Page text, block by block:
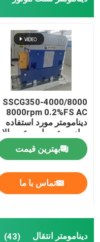
دینامومتر تست موتور
دینامومتر انتقال
دینامومتر AC
نیمکت تست پویا
دستگاه اندازه
گشتاور سنج دیجیتال
SSCG350-4000/8000
8000rpm 0.2%FS AC
دینامومتر مورد استفاده
برای موتور با سرعت بالا
از ماشین
بهترین قیمت
تماس با ما
دینامومتر انتقال (43)